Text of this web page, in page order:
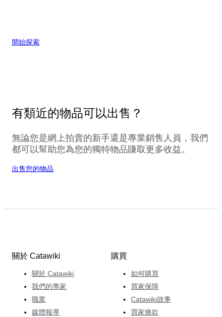
開始探索
有類近的物品可以出售？
無論您是網上拍賣的新手還是專業銷售人員，我們
都可以幫助您為您的獨特物品賺取更多收益。
出售您的物品
關於 Catawiki
關於 Catawiki
我們的專家
職業
媒體報導
購買
如何購買
買家保障
Catawiki故事
買家條款